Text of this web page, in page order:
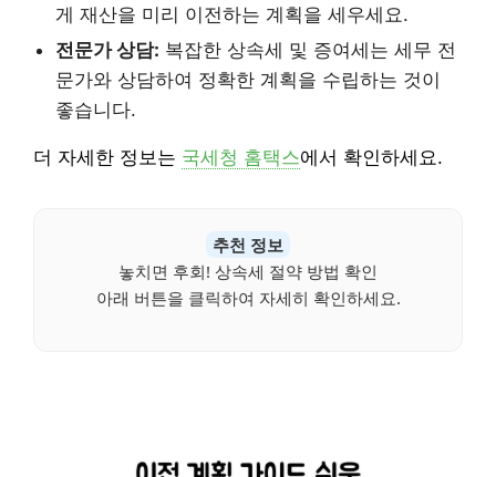
게 재산을 미리 이전하는 계획을 세우세요.
전문가 상담: 복잡한 상속세 및 증여세는 세무 전
문가와 상담하여 정확한 계획을 수립하는 것이
좋습니다.
더 자세한 정보는 국세청 홈택스에서 확인하세요.
추천 정보
놓치면 후회! 상속세 절약 방법 확인
아래 버튼을 클릭하여 자세히 확인하세요.